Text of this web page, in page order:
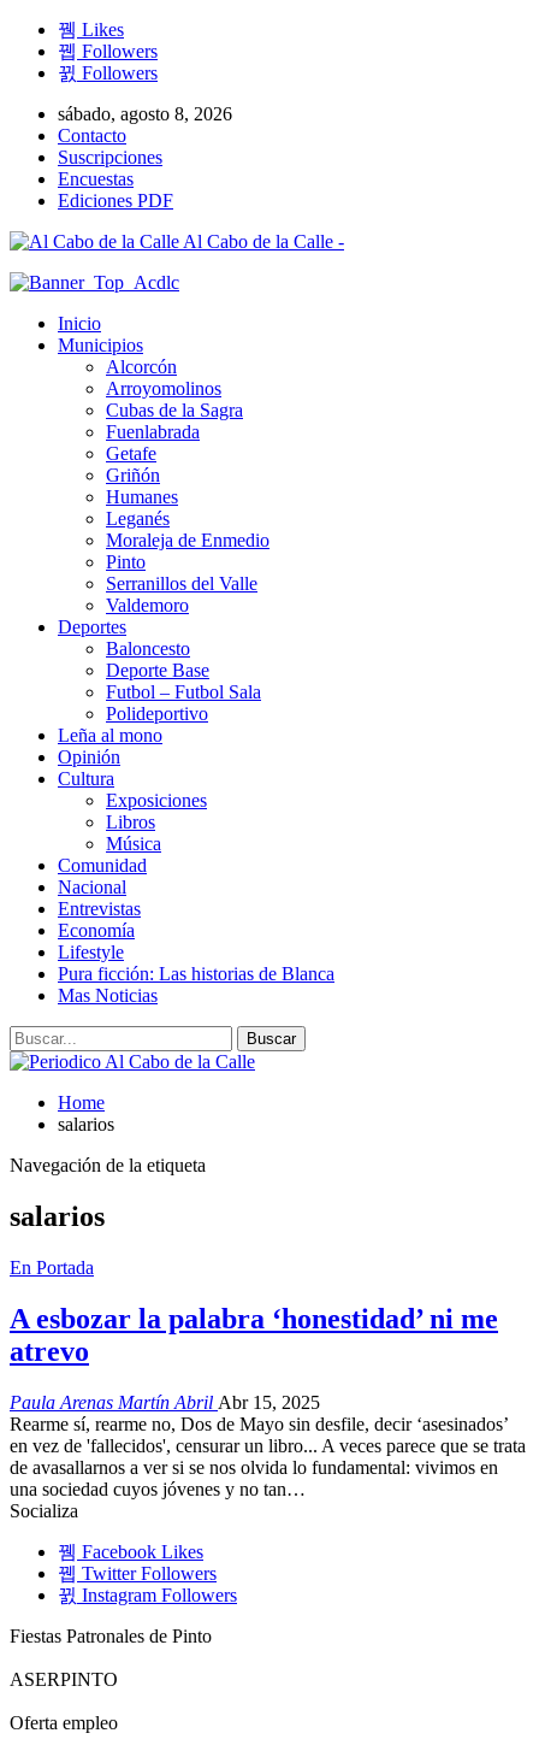
Likes
Followers
Followers
sábado, agosto 8, 2026
Contacto
Suscripciones
Encuestas
Ediciones PDF
Al Cabo de la Calle -
Inicio
Municipios
Alcorcón
Arroyomolinos
Cubas de la Sagra
Fuenlabrada
Getafe
Griñón
Humanes
Leganés
Moraleja de Enmedio
Pinto
Serranillos del Valle
Valdemoro
Deportes
Baloncesto
Deporte Base
Futbol – Futbol Sala
Polideportivo
Leña al mono
Opinión
Cultura
Exposiciones
Libros
Música
Comunidad
Nacional
Entrevistas
Economía
Lifestyle
Pura ficción: Las historias de Blanca
Mas Noticias
Home
salarios
Navegación de la etiqueta
salarios
En Portada
A esbozar la palabra ‘honestidad’ ni me
atrevo
Paula Arenas Martín Abril Abr 15, 2025
Rearme sí, rearme no, Dos de Mayo sin desfile, decir ‘asesinados’
en vez de 'fallecidos', censurar un libro... A veces parece que se trata
de avasallarnos a ver si se nos olvida lo fundamental: vivimos en
una sociedad cuyos jóvenes y no tan…
Socializa
Facebook Likes
Twitter Followers
Instagram Followers
Fiestas Patronales de Pinto
ASERPINTO
Oferta empleo